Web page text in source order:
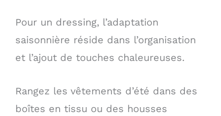
Pour un dressing, l’adaptation
saisonnière réside dans l’organisation
et l’ajout de touches chaleureuses.
Rangez les vêtements d’été dans des
boîtes en tissu ou des housses